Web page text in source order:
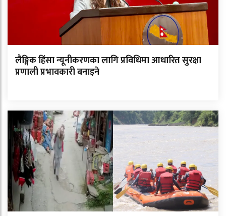
लैङ्गिक हिंसा न्यूनीकरणका लागि प्रविधिमा आधारित सुरक्षा
प्रणाली प्रभावकारी बनाइने